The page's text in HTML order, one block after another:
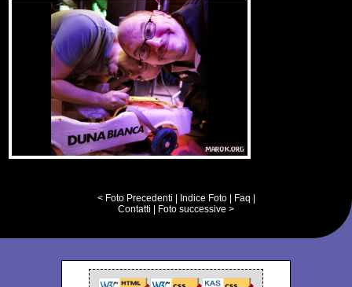
< Foto Precedenti Indice Foto| Faq
Contatti
Foto successive >